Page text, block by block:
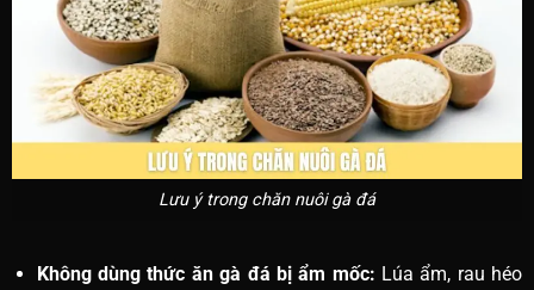
Lưu ý trong chăn nuôi gà đá
Không dùng thức ăn gà đá bị ẩm mốc: Lúa ẩm, rau héo